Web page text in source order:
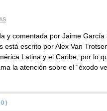
y comentada por Jaime
escrito por Alex Van
Latina y el Caribe, por lo
la atención sobre el “éxodo
0 }